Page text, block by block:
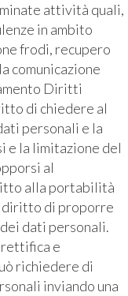
attività quali,
in ambito
frodi, recupero
comunicazione
Diritti
di chiedere al
personali e la
e la limitazione del
al
alla portabilità
diritto di proporre
dati personali.
e
richiedere di
inviando una